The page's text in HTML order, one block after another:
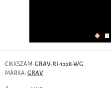
CIKKSZÁM:GRAV-RI-1228-WG
MÁRKA:GRAV